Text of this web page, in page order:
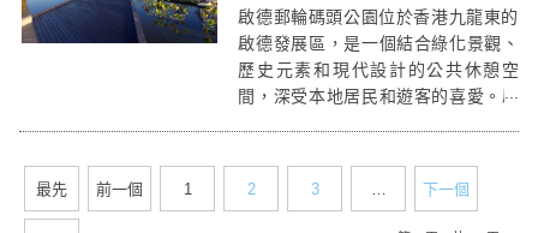
餘仲有figures等玩具精品店，適合一
家大細！
啟德郵輪碼頭公園位於香港九龍東的
啟德發展區，是一個結合綠化景觀、
歷史元素和現代設計的公共休憩空
間，深受本地居民和遊客的喜愛。啟
勝在地方廣闊，環境清幽寧靜，人較
少，最重要是180度無敵維港景，讓
最先 前一個 1 2 3 … 下一個